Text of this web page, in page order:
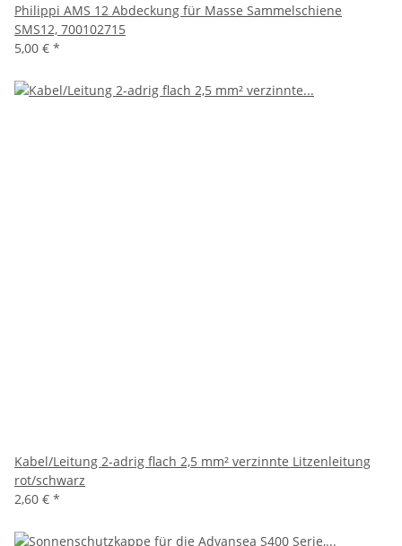
Philippi AMS 12 Abdeckung für Masse Sammelschiene
SMS12, 700102715
5,00 € *
Kabel/Leitung 2-adrig flach 2,5 mm² verzinnte Litzenleitung
rot/schwarz
2,60 € *